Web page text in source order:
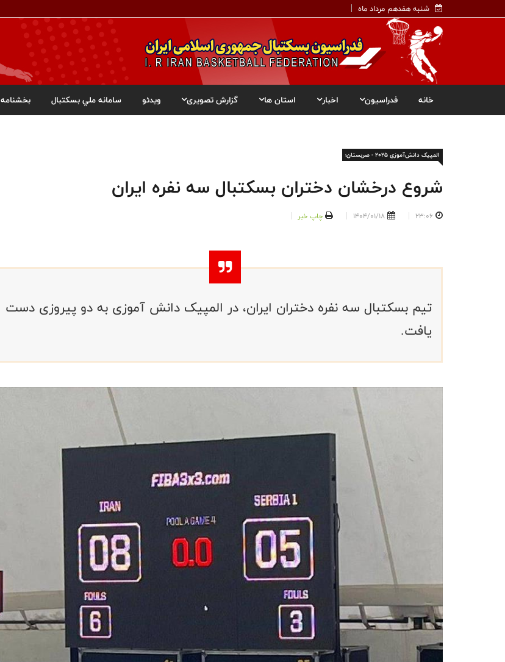
شنبه هفدهم مرداد ماه
خانه فدراسیون اخبار استان ها گزارش تصویری ویدئو سامانه ملي بسکتبال بخشنامه
المپیک دانش‌آموزی ۲۰۲۵ - صربستان؛
شروع درخشان دختران بسکتبال سه نفره ایران
23:06
1404/01/18 چاپ خبر
تیم بسکتبال سه نفره دختران ایران، در المپیک دانش آموزی به دو پیروزی دست
یافت.